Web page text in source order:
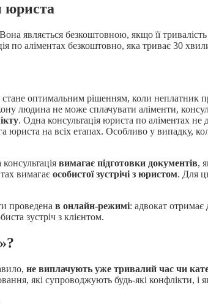
юриста
являється безкоштовною, якщо її
по аліментах безкоштовно, яка триває 30
оптимальним рішенням, коли неплатник
людина не може сплачувати аліменти,
. Одна консультація юриста по ­­аліментах не
юриста на всіх етапах. Особливо у випадку,
вимагає підготовки документів,
вимагає особистої зустрічі з юристом. Для
проведена в онлайн-режимі: адвокат
зустріч з клієнтом.
не виплачують уже тривалий час чи
які супроводжують будь-які конфлікти,